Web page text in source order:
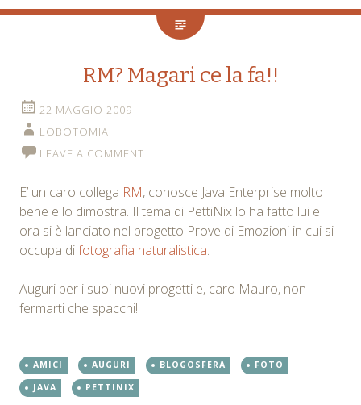
RM? Magari ce la fa!!
22 MAGGIO 2009
LOBOTOMIA
LEAVE A COMMENT
E’ un caro collega RM, conosce Java Enterprise molto
bene e lo dimostra. Il tema di PettiNix lo ha fatto lui e
ora si è lanciato nel progetto Prove di Emozioni in cui si
occupa difotografia naturalistica.
Auguri per i suoi nuovi progetti e, caro Mauro, non
fermarti che spacchi!
AMICI AUGURI BLOGOSFERA
FOTO
JAVA
PETTINIX